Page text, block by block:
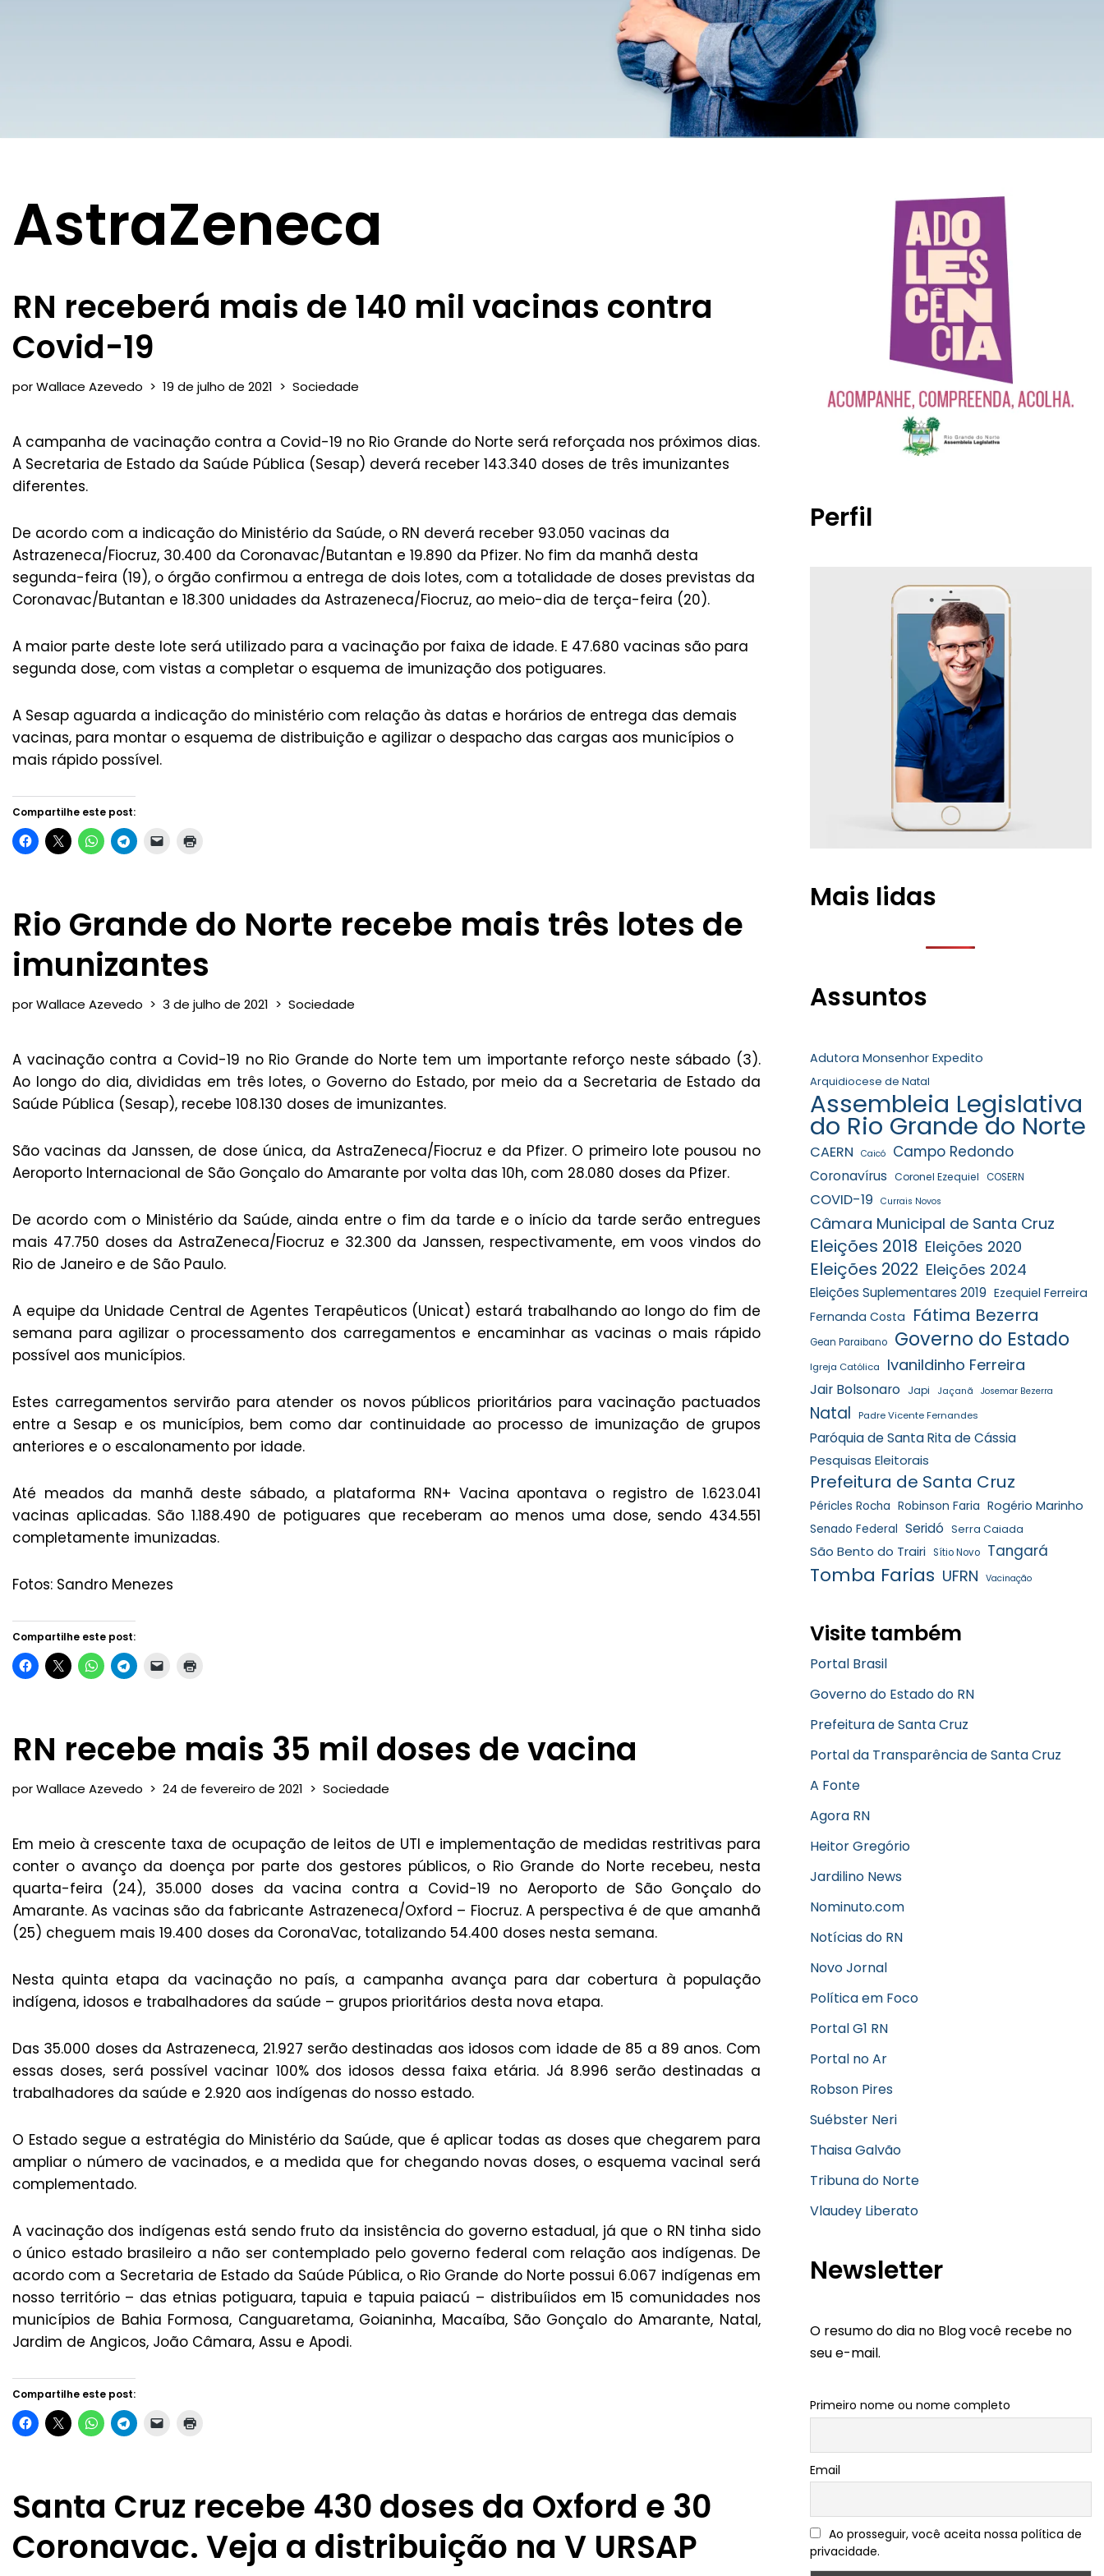
AstraZeneca
RN receberá mais de 140 mil vacinas contra
Covid-19
porWallace Azevedo 19 de julho de 2021 Sociedade
A campanha de vacinação contra a Covid-19 no Rio Grande do Norte será reforçada nos próximos dias.
A Secretaria de Estado da Saúde Pública (Sesap) deverá receber 143.340 doses de três imunizantes
diferentes.
De acordo com a indicação do Ministério da Saúde, o RN deverá receber 93.050 vacinas da
Astrazeneca/Fiocruz, 30.400 da Coronavac/Butantan e 19.890 da Pfizer. No fim da manhã desta
segunda-feira (19), o órgão confirmou a entrega de dois lotes, com a totalidade de doses previstas da
Coronavac/Butantan e 18.300 unidades da Astrazeneca/Fiocruz, ao meio-dia de terça-feira (20).
A maior parte deste lote será utilizado para a vacinação por faixa de idade. E 47.680 vacinas são para
segunda dose, com vistas a completar o esquema de imunização dos potiguares.
A Sesap aguarda a indicação do ministério com relação às datas e horários de entrega das demais
vacinas, para montar o esquema de distribuição e agilizar o despacho das cargas aos municípios o
mais rápido possível.
Compartilhe este post:
Rio Grande do Norte recebe mais três lotes de
imunizantes
porWallace Azevedo 3 de julho de 2021 Sociedade
A vacinação contra a Covid-19 no Rio Grande do Norte tem um importante reforço neste sábado (3).
Ao longo do dia, divididas em três lotes, o Governo do Estado, por meio da a Secretaria de Estado da
Saúde Pública (Sesap), recebe 108.130 doses de imunizantes.
São vacinas da Janssen, de dose única, da AstraZeneca/Fiocruz e da Pfizer. O primeiro lote pousou no
Aeroporto Internacional de São Gonçalo do Amarante por volta das 10h, com 28.080 doses da Pfizer.
De acordo com o Ministério da Saúde, ainda entre o fim da tarde e o início da tarde serão entregues
mais 47.750 doses da AstraZeneca/Fiocruz e 32.300 da Janssen, respectivamente, em voos vindos do
Rio de Janeiro e de São Paulo.
A equipe da Unidade Central de Agentes Terapêuticos (Unicat) estará trabalhando ao longo do fim de
semana para agilizar o processamento dos carregamentos e encaminhar as vacinas o mais rápido
possível aos municípios.
Estes carregamentos servirão para atender os novos públicos prioritários para vacinação pactuados
entre a Sesap e os municípios, bem como dar continuidade ao processo de imunização de grupos
anteriores e o escalonamento por idade.
Até meados da manhã deste sábado, a plataforma RN+ Vacina apontava o registro de 1.623.041
vacinas aplicadas. São 1.188.490 de potiguares que receberam ao menos uma dose, sendo 434.551
completamente imunizadas.
Fotos: Sandro Menezes
Compartilhe este post:
RN recebe mais 35 mil doses de vacina
porWallace Azevedo 24 de fevereiro de 2021 Sociedade
Em meio à crescente taxa de ocupação de leitos de UTI e implementação de medidas restritivas para
conter o avanço da doença por parte dos gestores públicos, o Rio Grande do Norte recebeu, nesta
quarta-feira (24), 35.000 doses da vacina contra a Covid-19 no Aeroporto de São Gonçalo do
Amarante. As vacinas são da fabricante Astrazeneca/Oxford – Fiocruz. A perspectiva é de que amanhã
(25) cheguem mais 19.400 doses da CoronaVac, totalizando 54.400 doses nesta semana.
Nesta quinta etapa da vacinação no país, a campanha avança para dar cobertura à população
indígena, idosos e trabalhadores da saúde – grupos prioritários desta nova etapa.
Das 35.000 doses da Astrazeneca, 21.927 serão destinadas aos idosos com idade de 85 a 89 anos. Com
essas doses, será possível vacinar 100% dos idosos dessa faixa etária. Já 8.996 serão destinadas a
trabalhadores da saúde e 2.920 aos indígenas do nosso estado.
O Estado segue a estratégia do Ministério da Saúde, que é aplicar todas as doses que chegarem para
ampliar o número de vacinados, e a medida que for chegando novas doses, o esquema vacinal será
complementado.
A vacinação dos indígenas está sendo fruto da insistência do governo estadual, já que o RN tinha sido
o único estado brasileiro a não ser contemplado pelo governo federal com relação aos indígenas. De
acordo com a Secretaria de Estado da Saúde Pública, o Rio Grande do Norte possui 6.067 indígenas em
nosso território – das etnias potiguara, tapuia e tapuia paiacú – distribuíidos em 15 comunidades nos
municípios de Bahia Formosa, Canguaretama, Goianinha, Macaíba, São Gonçalo do Amarante, Natal,
Jardim de Angicos, João Câmara, Assu e Apodi.
Compartilhe este post:
Santa Cruz recebe 430 doses da Oxford e 30
Coronavac. Veja a distribuição na V URSAP
Perfil
Mais lidas
Assuntos
Adutora Monsenhor Expedito
Arquidiocese de Natal
Assembleia Legislativa
do Rio Grande do Norte
CAERN Caicó Campo Redondo
Coronavírus Coronel Ezequiel COSERN
COVID-19 Currais Novos
Câmara Municipal de Santa Cruz
Eleições 2018 Eleições 2020
Eleições 2022 Eleições 2024
Eleições Suplementares 2019 Ezequiel Ferreira
Fernanda Costa Fátima Bezerra
Gean Paraibano Governo do Estado
Igreja Católica Ivanildinho Ferreira
Jair Bolsonaro Japi Jaçanã Josemar Bezerra
Natal Padre Vicente Fernandes
Paróquia de Santa Rita de Cássia
Pesquisas Eleitorais
Prefeitura de Santa Cruz
Péricles Rocha Robinson Faria Rogério Marinho
Senado Federal Seridó Serra Caiada
São Bento do Trairi Sítio Novo Tangará
Tomba Farias UFRN Vacinação
Visite também
Portal Brasil
Governo do Estado do RN
Prefeitura de Santa Cruz
Portal da Transparência de Santa Cruz
A Fonte
Agora RN
Heitor Gregório
Jardilino News
Nominuto.com
Notícias do RN
Novo Jornal
Política em Foco
Portal G1 RN
Portal no Ar
Robson Pires
Suébster Neri
Thaisa Galvão
Tribuna do Norte
Vlaudey Liberato
Newsletter
O resumo do dia no Blog você recebe no
seu e-mail.
Primeiro nome ou nome completo
Email
Ao prosseguir, você aceita nossa política de
privacidade.